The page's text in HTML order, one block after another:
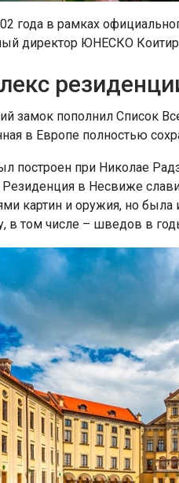
года в рамках
директор ЮНЕСКО
замок пополнил Список
в Европе полностью
построен при Николае
Резиденция в Несвиже
картин и оружия, но
в том числе – шведов в